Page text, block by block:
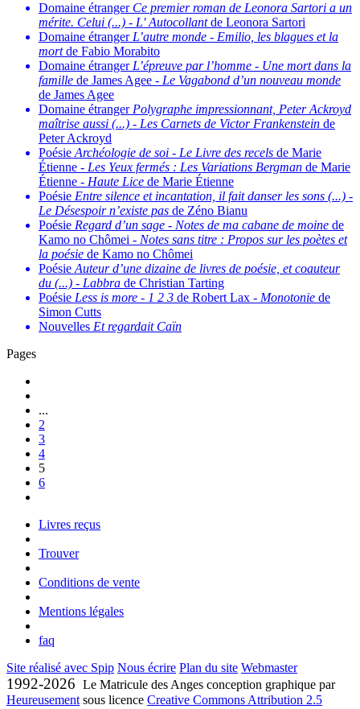
Domaine étranger Ce premier roman de Leonora Sartori a un
mérite. Celui (...) - L' Autocollantde Leonora Sartori
Domaine étrangerL’autre monde - Emilio, les blagues et la
mortde Fabio Morabito
Domaine étrangerL’épreuve par l’homme - Une mort dans la
famille de James Agee - Le Vagabond d’un nouveau monde
de James Agee
Domaine étrangerPolygraphe impressionnant, Peter Ackroyd
maîtrise aussi (...) - Les Carnets de Victor Frankenstein de
Peter Ackroyd
PoésieArchéologie de soi - Le Livre des recels de Marie
Étienne - Les Yeux fermés : Les Variations Bergman de Marie
Étienne - Haute Lice de Marie Étienne
Poésie Entre silence et incantation, il fait danser les sons (...) -
Le Désespoir n’existe pas de Zéno Bianu
Poésie Regard d’un sage - Notes de ma cabane de moine de
Kamo no Chômei - Notes sans titre : Propos sur les poètes et
la poésie de Kamo no Chômei
PoésieAuteur d’une dizaine de livres de poésie, et coauteur
du (...) - Labbra de Christian Tarting
Poésie Less is more - 1 2 3 de Robert Lax - Monotonie de
Simon Cutts
Nouvelles Et regardait Caïn
Pages
...
2
3
4
5
6
Livres reçus
Trouver
Conditions de vente
Mentions légales
faq
Site réalisé avec Spip Nous écrire Plan du site Webmaster
1992-2026 Le Matricule des Anges conception graphique par
Heureusementsous licence Creative Commons Attribution 2.5